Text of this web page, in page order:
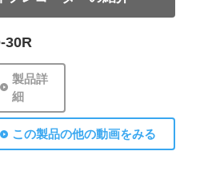
30R
製品詳
細
この製品の他の動画をみる